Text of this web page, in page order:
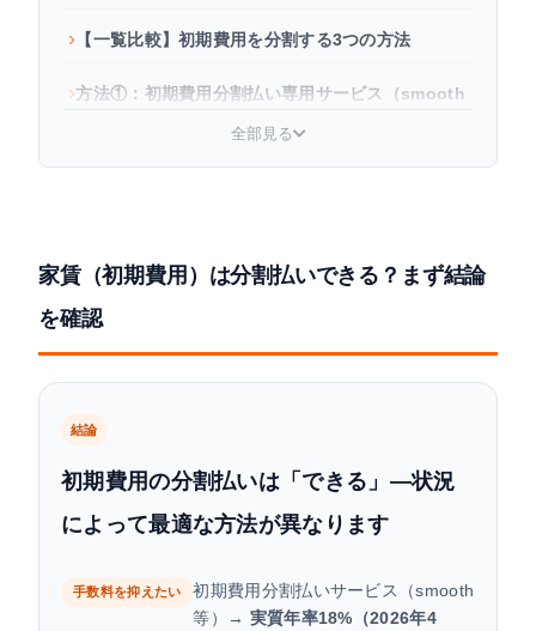
【一覧比較】初期費用を分割する3つの方法
方法①：初期費用分割払い専用サービス（smooth
方法②：クレジットカードで分割払い
家賃を滞納してしまったら？分割返済の交渉方法
よくある質問
全部見る
家賃（初期費用）は分割払いできる？まず結論
を確認
結論
初期費用の分割払いは「できる」—状況
によって最適な方法が異なります
手数料を抑えたい
初期費用分割払いサービス（smooth
等）→ 実質年率18%（2026年4